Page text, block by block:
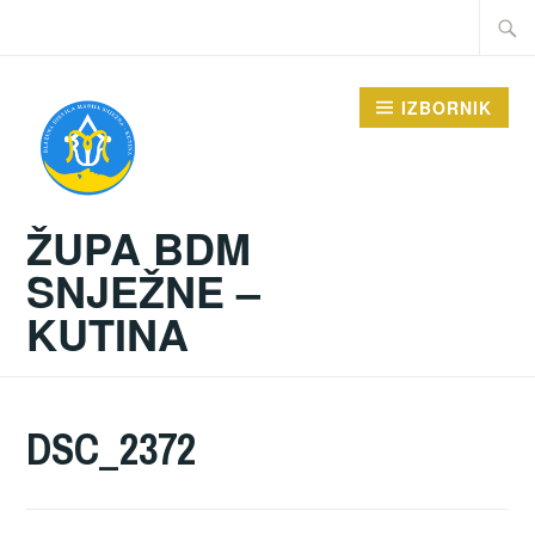
Traži:
ŽUPA BDM
SNJEŽNE –
KUTINA
IZBORNIK
DSC_2372